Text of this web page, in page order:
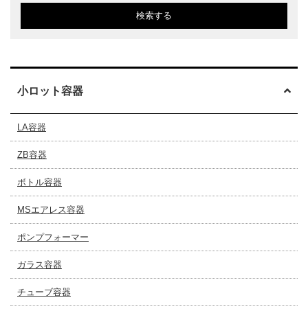
検索する
小ロット容器
LA容器
ZB容器
ボトル容器
MSエアレス容器
ポンプフォーマー
ガラス容器
チューブ容器